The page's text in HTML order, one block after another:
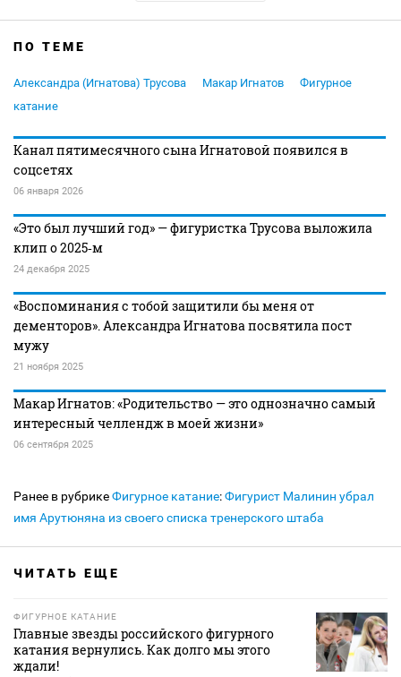
ПО ТЕМЕ
Александра (Игнатова) Трусова Макар Игнатов
Фигурное
катание
Канал пятимесячного сына Игнатовой появился в
соцсетях
06 января 2026
«Это был лучший год» — фигуристка Трусова выложила
клип о 2025‑м
24 декабря 2025
«Воспоминания с тобой защитили бы меня от
дементоров». Александра Игнатова посвятила пост
мужу
21 ноября 2025
Макар Игнатов: «Родительство — это однозначно самый
интересный челлендж в моей жизни»
06 сентября 2025
Ранее в рубрикеФигурное катание:Фигурист Малинин убрал
имя Арутюняна из своего списка тренерского штаба
ЧИТАТЬ ЕЩЕ
ФИГУРНОЕ КАТАНИЕ
Главные звезды российского фигурного
катания вернулись. Как долго мы этого
ждали!